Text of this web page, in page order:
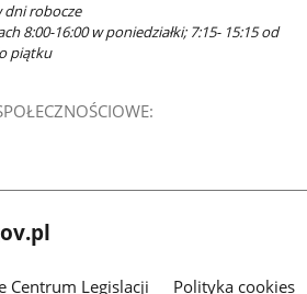
dni robocze
8:00-16:00 w poniedziałki; 7:15- 15:15 od
piątku
Centrum Legislacji Polityka cookies